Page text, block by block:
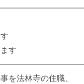
す
を法林寺の住職、